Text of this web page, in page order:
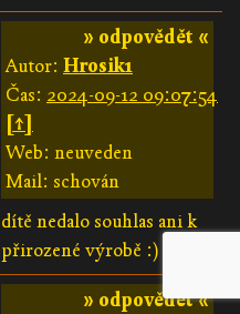
» odpovědět «
Autor: Hrosik1
Čas: 2024-09-12 09:07:54
[↑]
Web: neuveden
Mail: schován
dítě nedalo souhlas ani k
přirozené výrobě :)
» odpovědět «